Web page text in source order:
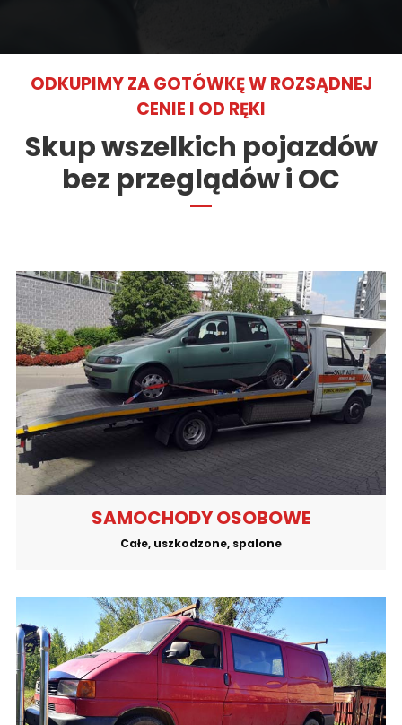
ODKUPIMY ZA GOTÓWKĘ W ROZSĄDNEJ
CENIE I OD RĘKI
Skup wszelkich pojazdów
bez przeglądów i OC
SAMOCHODY OSOBOWE
Całe, uszkodzone, spalone